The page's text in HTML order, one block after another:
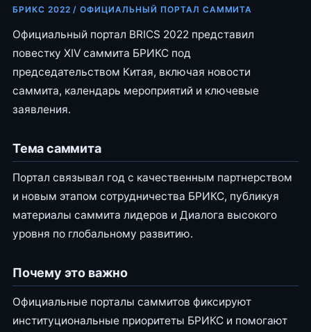
БРИКС 2022 / ОФИЦИАЛЬНЫЙ ПОРТАЛ САММИТА
Официальный портал BRICS 2022 представил
повестку XIV саммита БРИКС под
председательством Китая, включая новости
саммита, календарь мероприятий и ключевые
заявления.
Тема саммита
Портал связывал год с качественным партнерством
и новым этапом сотрудничества БРИКС, публикуя
материалы саммита лидеров и Диалога высокого
уровня по глобальному развитию.
Почему это важно
Официальные порталы саммитов фиксируют
институциональные приоритеты БРИКС и помогают